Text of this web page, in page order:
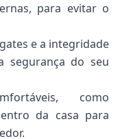
para evitar o
e a integridade
segurança do seu
como
da casa para